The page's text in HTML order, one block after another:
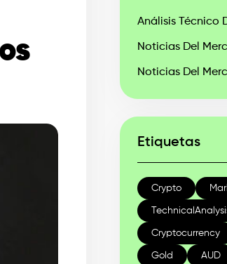
Análisis Técnico
Noticias Del
Noticias Del
Etiquetas
Crypto
Cryptocurrency
Gold AUD